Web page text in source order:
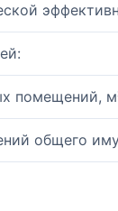
помещений,
общего